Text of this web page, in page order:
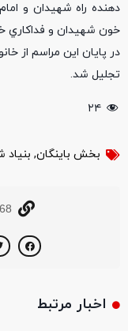
دهنده راه شهيدان و
خون شهيدان و فداكاري
تجلیل شد.
۲۴
بخش باینگان,
اخبار مرتبط